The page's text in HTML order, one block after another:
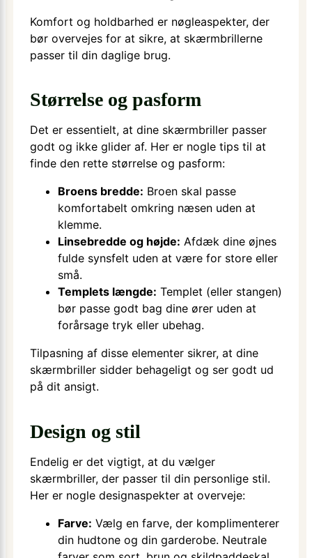
Komfort og holdbarhed er nøgleaspekter, der
bør overvejes for at sikre, at skærmbrillerne
passer til din daglige brug.
Størrelse og pasform
Det er essentielt, at dine skærmbriller passer
godt og ikke glider af. Her er nogle tips til at
finde den rette størrelse og pasform:
Broens bredde: Broen skal passe
komfortabelt omkring næsen uden at
klemme.
Linsebredde og højde: Afdæk dine øjnes
fulde synsfelt uden at være for store eller
små.
Templets længde: Templet (eller stangen)
bør passe godt bag dine ører uden at
forårsage tryk eller ubehag.
Tilpasning af disse elementer sikrer, at dine
skærmbriller sidder behageligt og ser godt ud
på dit ansigt.
Design og stil
Endelig er det vigtigt, at du vælger
skærmbriller, der passer til din personlige stil.
Her er nogle designaspekter at overveje:
Farve: Vælg en farve, der komplimenterer
din hudtone og din garderobe. Neutrale